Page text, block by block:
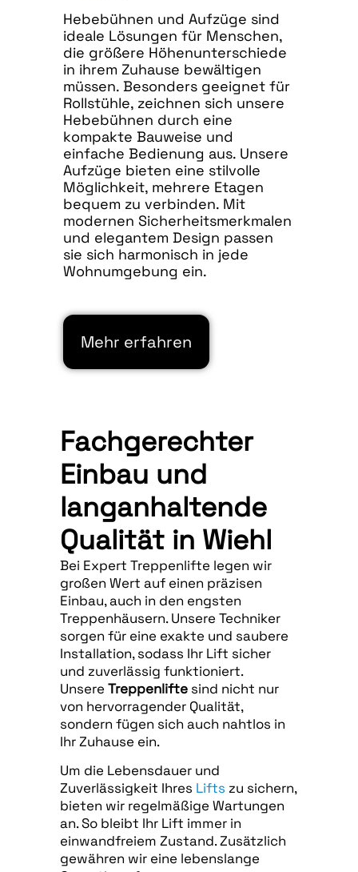
Hebebühnen und Aufzüge sind
ideale Lösungen für Menschen,
die größere Höhenunterschiede
in ihrem Zuhause bewältigen
müssen. Besonders geeignet für
Rollstühle, zeichnen sich unsere
Hebebühnen durch eine
kompakte Bauweise und
einfache Bedienung aus. Unsere
Aufzüge bieten eine stilvolle
Möglichkeit, mehrere Etagen
bequem zu verbinden. Mit
modernen Sicherheitsmerkmalen
und elegantem Design passen
sie sich harmonisch in jede
Wohnumgebung ein.
Mehr erfahren
Fachgerechter
Einbau und
langanhaltende
Qualität in Wiehl
Bei Expert Treppenlifte legen wir
großen Wert auf einen präzisen
Einbau, auch in den engsten
Treppenhäusern. Unsere Techniker
sorgen für eine exakte und saubere
Installation, sodass Ihr Lift sicher
und zuverlässig funktioniert.
Unsere Treppenliftesind nicht nur
von hervorragender Qualität,
sondern fügen sich auch nahtlos in
Ihr Zuhause ein.
Um die Lebensdauer und
Zuverlässigkeit Ihres Lifts zu sichern,
bieten wir regelmäßige Wartungen
an. So bleibt Ihr Lift immer in
einwandfreiem Zustand. Zusätzlich
gewähren wir eine lebenslange